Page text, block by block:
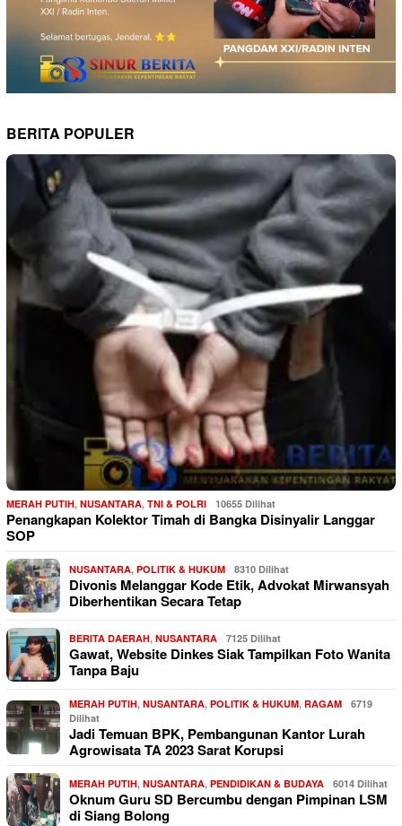
BERITA POPULER
MERAH PUTIH, NUSANTARA, TNI & POLRI 10655 Dilihat
Penangkapan Kolektor Timah di Bangka Disinyalir Langgar
SOP
NUSANTARA, POLITIK & HUKUM 8310 Dilihat
Divonis Melanggar Kode Etik, Advokat Mirwansyah
Diberhentikan Secara Tetap
BERITA DAERAH, NUSANTARA 7125 Dilihat
Gawat, Website Dinkes Siak Tampilkan Foto Wanita
Tanpa Baju
MERAH PUTIH, NUSANTARA, POLITIK & HUKUM, RAGAM
6719
Dilihat
Jadi Temuan BPK, Pembangunan Kantor Lurah
Agrowisata TA 2023 Sarat Korupsi
MERAH PUTIH, NUSANTARA, PENDIDIKAN & BUDAYA 6014 Dilihat
Oknum Guru SD Bercumbu dengan Pimpinan LSM
di Siang Bolong